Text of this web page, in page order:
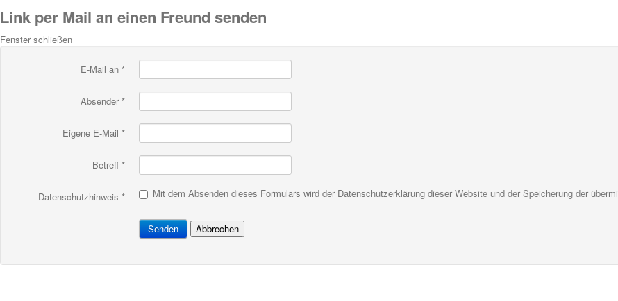
Link per Mail an einen Freund senden
Fenster schließen
E-Mail an *
Absender *
Eigene E-Mail *
Betreff *
Datenschutzhinweis * Mit dem Absenden dieses Formulars wird der Datenschutzerklärung dieser Website und der Speicherung der
Senden Abbrechen